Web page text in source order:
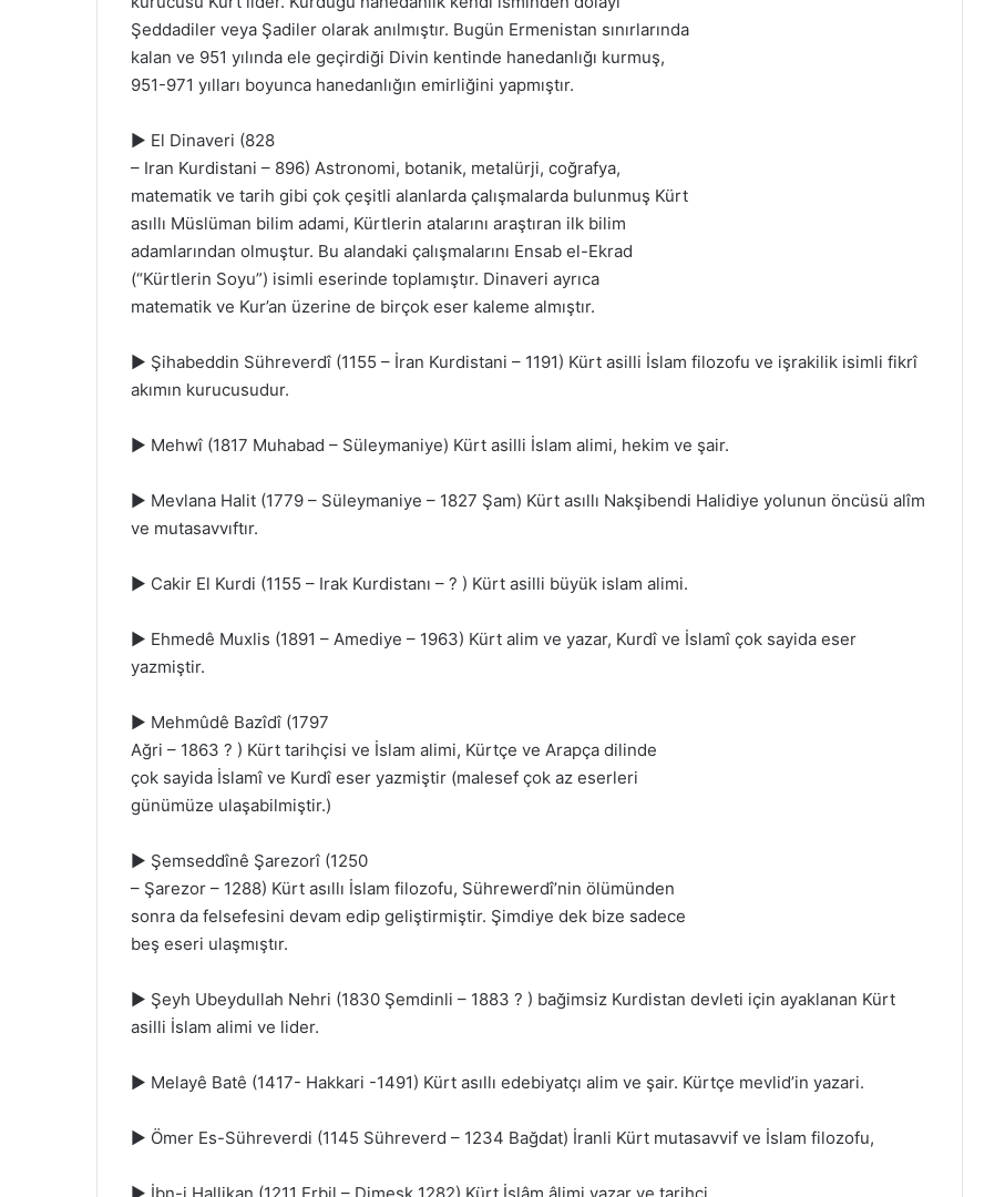
Şeddadiler veya Şadiler olarak anılmıştır. Bugün Ermenistan sınırlarında
kalan ve 951 yılında ele geçirdiği Divin kentinde hanedanlığı kurmuş,
951-971 yılları boyunca hanedanlığın emirliğini yapmıştır.
► El Dinaveri (828
– Iran Kurdistani – 896) Astronomi, botanik, metalürji, coğrafya,
matematik ve tarih gibi çok çeşitli alanlarda çalışmalarda bulunmuş Kürt
asıllı Müslüman bilim adami, Kürtlerin atalarını araştıran ilk bilim
adamlarından olmuştur. Bu alandaki çalışmalarını Ensab el-Ekrad
(“Kürtlerin Soyu”) isimli eserinde toplamıştır. Dinaveri ayrıca
matematik ve Kur’an üzerine de birçok eser kaleme almıştır.
► Şihabeddin Sühreverdî (1155 – İran Kurdistani – 1191) Kürt asilli İslam filozofu ve işrakilik isimli fikrî
akımın kurucusudur.
► Mehwî (1817 Muhabad – Süleymaniye) Kürt asilli İslam alimi, hekim ve şair.
► Mevlana Halit (1779 – Süleymaniye – 1827 Şam) Kürt asıllı Nakşibendi Halidiye yolunun öncüsü alîm
ve mutasavvıftır.
► Cakir El Kurdi (1155 – Irak Kurdistanı – ? ) Kürt asilli büyük islam alimi.
► Ehmedê Muxlis (1891 – Amediye – 1963) Kürt alim ve yazar, Kurdî ve İslamî çok sayida eser
yazmiştir.
► Mehmûdê Bazîdî (1797
Ağri – 1863 ? ) Kürt tarihçisi ve İslam alimi, Kürtçe ve Arapça dilinde
çok sayida İslamî ve Kurdî eser yazmiştir (malesef çok az eserleri
günümüze ulaşabilmiştir.)
► Şemseddînê Şarezorî (1250
– Şarezor – 1288) Kürt asıllı İslam filozofu, Sührewerdî’nin ölümünden
sonra da felsefesini devam edip geliştirmiştir. Şimdiye dek bize sadece
beş eseri ulaşmıştır.
► Şeyh Ubeydullah Nehri (1830 Şemdinli – 1883 ? ) bağimsiz Kurdistan devleti için ayaklanan Kürt
asilli İslam alimi ve lider.
► Melayê Batê (1417- Hakkari -1491) Kürt asıllı edebiyatçı alim ve şair. Kürtçe mevlid’in yazari.
► Ömer Es-Sühreverdi (1145 Sühreverd – 1234 Bağdat) İranli Kürt mutasavvif ve İslam filozofu,